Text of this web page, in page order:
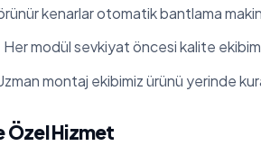
kenarlar otomatik bantlama
Her modül sevkiyat öncesi kalite
montaj ekibimiz ürünü yerinde
Özel Hizmet